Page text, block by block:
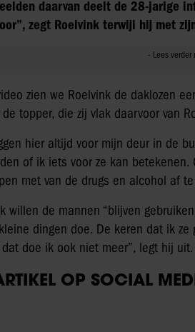
daarvan deelt de 28-jarige
zegt Roelvink terwijl hij met
zien we Roelvink de daklozen
topper, die zij vlak daarvoor van
hier altijd voor mijn deur in de
of ik iets voor ze kan
met van de drugs en alcohol af
willen de mannen “blijven
dingen doe. De keren dat ik
doe ik ook niet meer”, legt hij uit.
OP SOCIAL